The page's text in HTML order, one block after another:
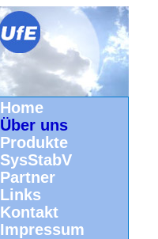
Home
Über uns
Produkte
SysStabV
Partner
Links
Kontakt
Impressum